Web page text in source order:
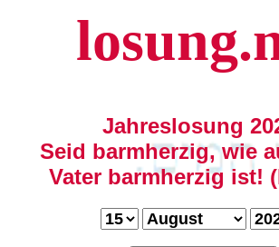
Jahreslosung
Seid barmherzig, wie
Vater barmherzig ist!